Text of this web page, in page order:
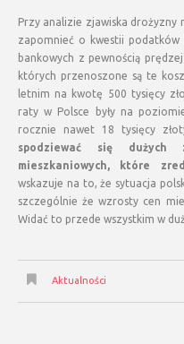
Przy analizie zjawiska drożyzny
zapomnieć o kwestii podatków
bankowych z pewnością
których przenoszone są te
letnim na kwotę 500 tysięcy
raty w Polsce były na
rocznie nawet 18 tysięcy
spodziewać się dużych
mieszkaniowych, które
wskazuje na to, że sytuacja
szczególnie że wzrosty cen
Widać to przede wszystkim w
Aktualności